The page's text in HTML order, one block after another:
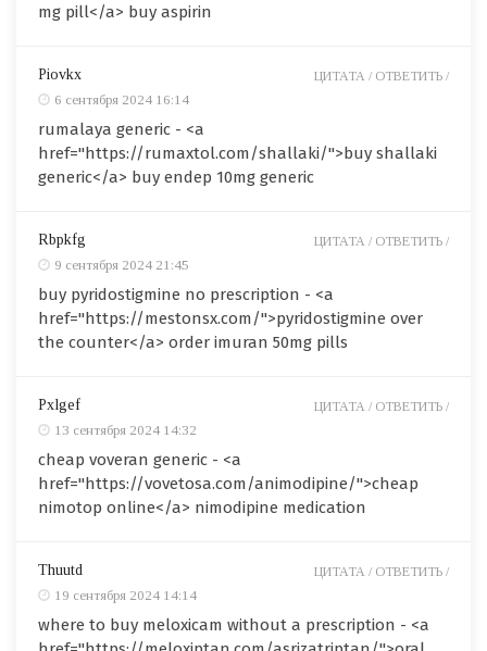
mg pill</a> buy aspirin
Piovkx
6 сентября 2024 16:14
rumalaya generic - <a
href="https://rumaxtol.com/shallaki/">buy shallaki
generic</a> buy endep 10mg generic
ЦИТАТА / ОТВЕТИТЬ /
Rbpkfg
9 сентября 2024 21:45
buy pyridostigmine no prescription - <a
href="https://mestonsx.com/">pyridostigmine over
the counter</a> order imuran 50mg pills
ЦИТАТА / ОТВЕТИТЬ /
Pxlgef
13 сентября 2024 14:32
cheap voveran generic - <a
href="https://vovetosa.com/animodipine/">cheap
nimotop online</a> nimodipine medication
ЦИТАТА / ОТВЕТИТЬ /
Thuutd
19 сентября 2024 14:14
where to buy meloxicam without a prescription - <a
ЦИТАТА / ОТВЕТИТЬ /